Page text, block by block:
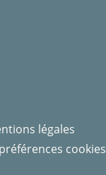
légales
cookies